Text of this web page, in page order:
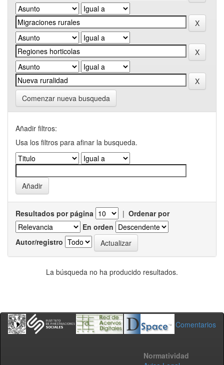
Comenzar nueva busqueda
Añadir filtros:
Usa los filtros para afinar la busqueda.
Resultados por página | Ordenar por
En orden
Autor/registro
La búsqueda no ha producido resultados.
Comentarios
Normatividad